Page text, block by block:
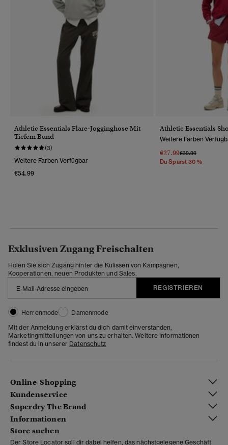
Athletic Essentials Flare-Jogginghose Mit
Tiefem Bund
(3)
Weitere Farben Verfügbar
€54.99
Athletic Essentials
Weitere Farben
€27.99Preis Wurde
€39.99Bis
Du Sparst 30 %
Exklusiven Zugang Freischalten
Holen Sie sich Zugang hinter die Kulissen von Kampagnen,
Kooperationen, neuen Produkten und Sales.
REGISTRIEREN
Herrenmode
Damenmode
Mit der Anmeldung erklärst du dich damit einverstanden,
Marketingmitteilungen von uns zu erhalten. Weitere Informationen
findest du in unserer Datenschutz
Online-Shopping
Kundenservice
Superdry The Brand
Informationen
Store suchen
Der Store Locator soll dir dabei helfen, das nächstgelegene Geschäft